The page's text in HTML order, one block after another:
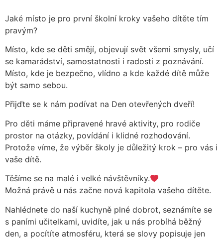
Jaké místo je pro první školní kroky vašeho dítěte tím
pravým?
Místo, kde se děti smějí, objevují svět všemi smysly, učí
se kamarádství, samostatnosti i radosti z poznávání.
Místo, kde je bezpečno, vlídno a kde každé dítě může
být samo sebou.
Přijďte se k nám podívat na Den otevřených dveří!
Pro děti máme připravené hravé aktivity, pro rodiče
prostor na otázky, povídání i klidné rozhodování.
Protože víme, že výběr školy je důležitý krok – pro vás i
vaše dítě.
Těšíme se na malé i velké návštěvníky.
Možná právě u nás začne nová kapitola vašeho dítěte.
Nahlédnete do naší kuchyně plné dobrot, seznámíte se
s paními učitelkami, uvidíte, jak u nás probíhá běžný
den, a pocítíte atmosféru, která se slovy popisuje jen